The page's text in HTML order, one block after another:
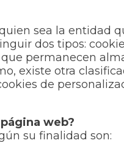
sea la entidad
dos tipos:
permanecen
existe otra
de
web?
su finalidad son: